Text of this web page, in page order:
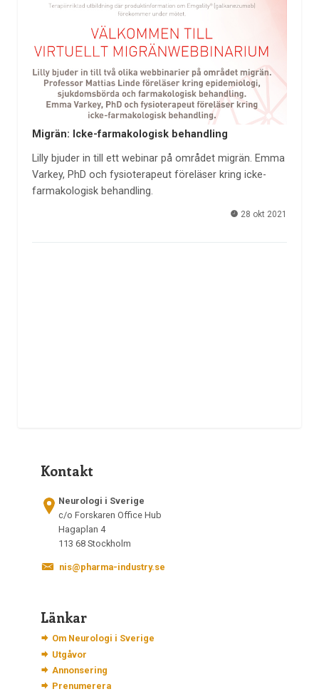
Migrän: Icke-farmakologisk behandling
Lilly bjuder in till ett webinar på området migrän. Emma
Varkey, PhD och fysioterapeut föreläser kring icke-
farmakologisk behandling.
28 okt 2021
Kontakt
Neurologi i Sverige
c/o Forskaren Office Hub
Hagaplan 4
113 68 Stockholm
nis@pharma-industry.se
Länkar
Om Neurologi i Sverige
Utgåvor
Annonsering
Prenumerera